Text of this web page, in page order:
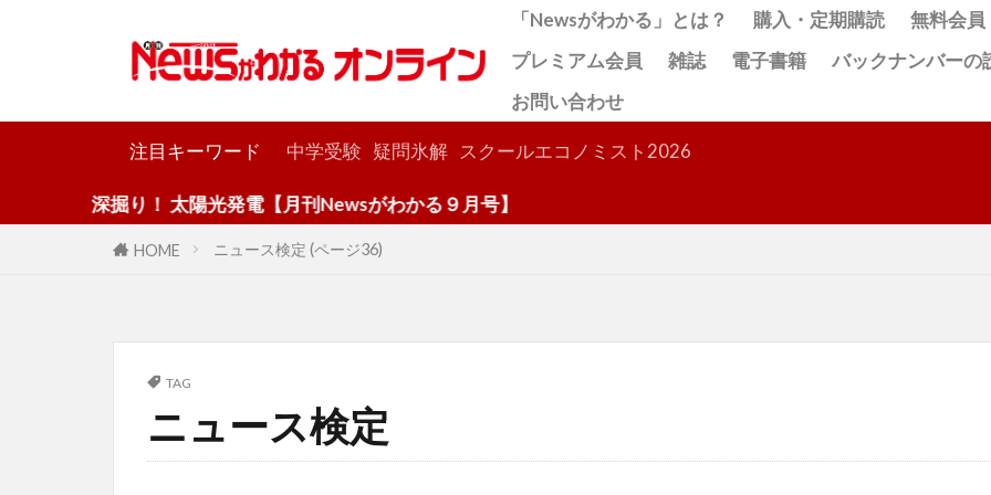
「Newsがわかる」とは？ 購入・定期購読
無料会員
プレミアム会員
雑誌 電子書籍
バックナンバーの
お問い合わせ
注目キーワード 中学受験 疑問氷解 スクールエコノミスト2026
掘り！ 太陽光発電【月刊Newsがわかる９月号】
HOME ニュース検定 (ページ36)
TAG
ニュース検定
検索